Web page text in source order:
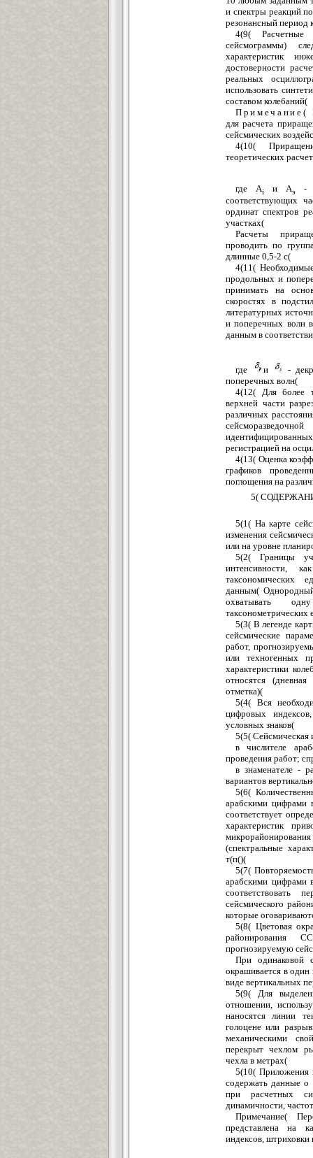
и спектры реакций
резонансный период
4(9( Расчетные
сейсмограммы)
характеристик
достоверности
реальных
использовать
составом колебаний(
Примечание (
для расчета
сейсмических
4(10(
теоретических
где Ai и Аэ
-
соответствующих
ординат спектров
участках(
Расчеты
проводить по
длинные 0,5-2 с(
4(11(
продольных и
принимать на
скоростях в
литературных
и поперечных волн
данным в
где и
-
поперечных волн(
4(12( Для более
верхней части
различных
регистрацией на
4(13( Оценка
графиков
поглощения на
5(
5(1( На карте
изменения
или на уровне
5(2( Границы
интенсивности,
таксономических
данным(
охватывать
таксонометрических
5(3( В легенде
сейсмические
работ,
или техногенных
характеристики
относятся
отметка)(
5(4( Вся
цифровых
условных знаков(
5(5( Сейсмическая
в числителе
проведения работ;
в знаменателе -
вариантов
5(6(
арабскими цифрами
соответствует
характеристик
(спектральные
т(п()(
5(7(
арабскими цифрами
соответствовать
сейсмического
которые
5(8( Цветовая
районирования
прогнозируемую
При одинаковой
окрашивается в один
виде вертикальных
5(9( Для
отношении,
наносятся линии
голоцене или
механическими
перекрыт чехлом
чехла в метрах(
5(10( Приложения
содержать данные о
при расчетных
динамичности,
Примечание(
представлена на
индексов, штриховки